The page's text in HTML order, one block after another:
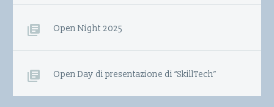
Open Night 2025
Open Day di presentazione di “SkillTech”